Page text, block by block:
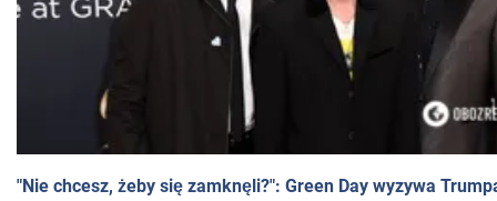
"Nie chcesz, żeby się zamknęli?": Green Day wyzywa